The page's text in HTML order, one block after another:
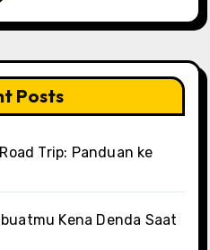
Posts
Trip: Panduan ke
Kena Denda Saat